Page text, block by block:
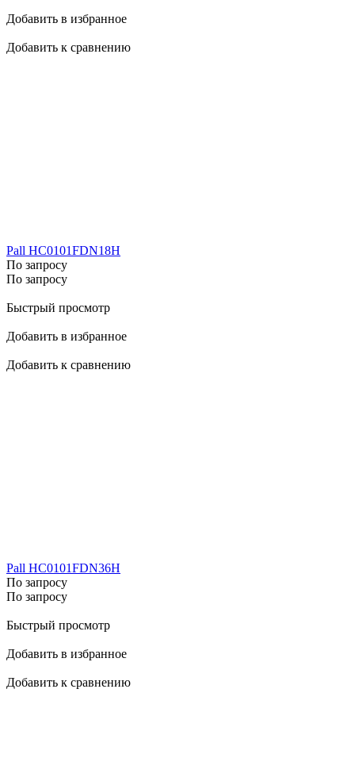
Добавить в избранное
Добавить к сравнению
Pall HC0101FDN18H
По запросу
По запросу
Быстрый просмотр
Добавить в избранное
Добавить к сравнению
Pall HC0101FDN36H
По запросу
По запросу
Быстрый просмотр
Добавить в избранное
Добавить к сравнению